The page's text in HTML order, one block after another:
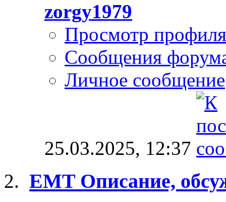
zorgy1979
Просмотр профиля
Сообщения
Личное сообщение
25.03.2025, 12:37
EMT Описание,